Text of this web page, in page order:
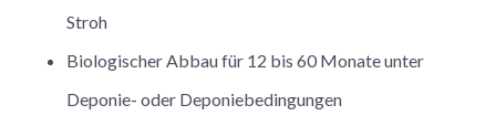
Stroh
Biologischer Abbau für 12 bis 60 Monate unter
Deponie- oder Deponiebedingungen